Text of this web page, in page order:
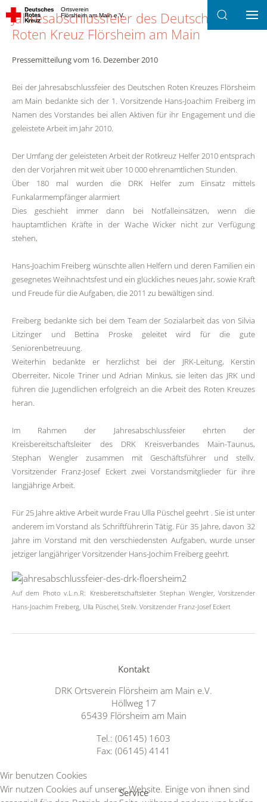
Zum Hauptinhalt springen
Ortsverein
Flörsheim am Main e.V.
Jahresabschlussfeier des Deutschen
Roten Kreuz Flörsheim am Main
Pressemitteilung vom 16. Dezember 2010
Bei der Jahresabschlussfeier des Deutschen Roten Kreuzes Flörsheim
am Main bedankte sich der 1. Vorsitzende Hans-Joachim Freiberg im
Namen des Vorstandes bei allen Aktiven für ihr Engagement und die
geleistete Arbeit im Jahr 2010.
Der Umfang der geleisteten Arbeit der Rotkreuz Helfer 2010 entsprach
den der Vorjahren mit weit über 10 000 ehrenamtlichen Stunden.
Über 180 mal wurden die DRK Helfer zum Einsatz mittels
Funkalarmempfänger alarmiert
Dies geschieht immer dann bei Notfalleinsätzen, wenn die
hauptamtlichen Kräfte in der Wache Wicker nicht zur Verfügung
stehen,
Hans-Joachim Freiberg wünschte allen Helfern und deren Familien ein
gesegnetes Weihnachtsfest und ein glückliches neues Jahr, sowie Kraft
und Freude für die Aufgaben, die 2011 zu bewältigen sind.
Freiberg bedankte sich bei dem Team der Sozialarbeit das von Silvia
Litzinger und Bettina Proske geleitet wird für die gute
Seniorenbetreuung.
Weiterhin bedankte er herzlichst bei der JRK-Leitung, Kerstin
Oberreiter, Nicole Triner und Adrian Minkus, sie leiten das JRK und
führen die Jugendlichen erfolgreich an die Arbeit des Roten Kreuzes
heran.
Im Rahmen der Jahresabschlussfeier ehrten der
Kreisbereitschaftsleiter des DRK Kreisverbandes Main-Taunus,
Stephan Wengler zusammen mit Geschäftsführer und stellv.
Vorsitzender Franz-Josef Eckert zwei Vorstandsmitglieder für ihre
langjährige Arbeit.
Für 25 Jahre aktive Arbeit wurde Frau Ulla Püschel geehrt . Sie ist unter
anderem im Vorstand als Schriftführerin Tätig. Für 35 Jahre, davon 32
Jahre im Vorstand mit den verschiedensten Aufgaben, wurde unser
jetziger langjähriger Vorsitzender Hans-Jochim Freiberg geehrt.
Auf dem Photo v.L.n.R:
Kreisbereitschaftsleiter Stephan Wengler, Vorsitzender
Hans-Joachim Freiberg, Ulla Püschel, Stellv. Vorsitzender Franz-Josef Eckert
Kontakt
DRK Ortsverein Flörsheim am Main e.V.
Höllweg 17
65439 Flörsheim am Main
Tel.: (06145) 1603
Fax: (06145) 4141
Service
Wir benutzen Cookies
Wir nutzen Cookies auf unserer Website. Einige von ihnen sind